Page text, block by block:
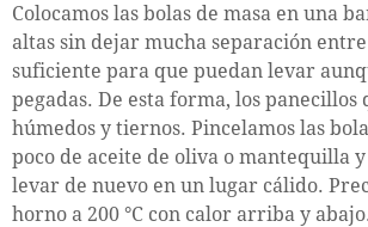
Colocamos las bolas de masa en una
altas sin dejar mucha separación
suficiente para que puedan levar
pegadas. De esta forma, los panecillos
húmedos y tiernos. Pincelamos las
poco de aceite de oliva o mantequilla
levar de nuevo en un lugar cálido.
horno a 200 °C con calor arriba y